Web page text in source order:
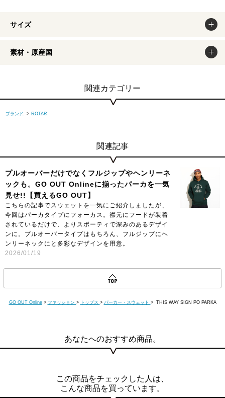
ィスプレイの性質上、実際の色と異なって見える場合がございま
すので予めご了承ください。
サイズ
素材・原産国
関連カテゴリー
ブランド > ROTAR
関連記事
プルオーバーだけでなくフルジップやヘンリーネ
ックも。GO OUT Onlineに揃ったパーカを一気
見せ!!【買えるGO OUT】
こちらの記事でスウェットを一気にご紹介しましたが、
今回はパーカタイプにフォーカス。襟元にフードが装着
されているだけで、よりスポーティで深みのあるデザイ
ンに。プルオーバータイプはもちろん、フルジップにヘ
ンリーネックにと多彩なデザインを用意。
2026/01/19
GO OUT Online > ファッション > トップス > パーカー・スウェット > THIS WAY SIGN PO PARKA
あなたへのおすすめ商品。
この商品をチェックした人は、
こんな商品を買っています。